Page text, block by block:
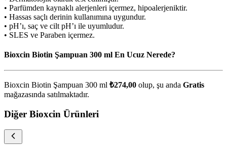
• Parfümden kaynaklı alerjenleri içermez, hipoalerjeniktir.
• Hassas saçlı derinin kullanımına uygundur.
• pH’ı, saç ve cilt pH’ı ile uyumludur.
• SLES ve Paraben içermez.
Bioxcin Biotin Şampuan 300 ml En Ucuz Nerede?
Bioxcin Biotin Şampuan 300 ml ₺274,00 olup, şu anda Gratis
mağazasında satılmaktadır.
Diğer Bioxcin Ürünleri